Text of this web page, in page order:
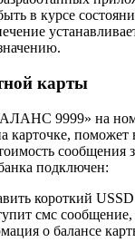
в курсе
карты
9999» на
карточке, поможет
сообщения
подключен:
короткий
смс сообщение,
о балансе